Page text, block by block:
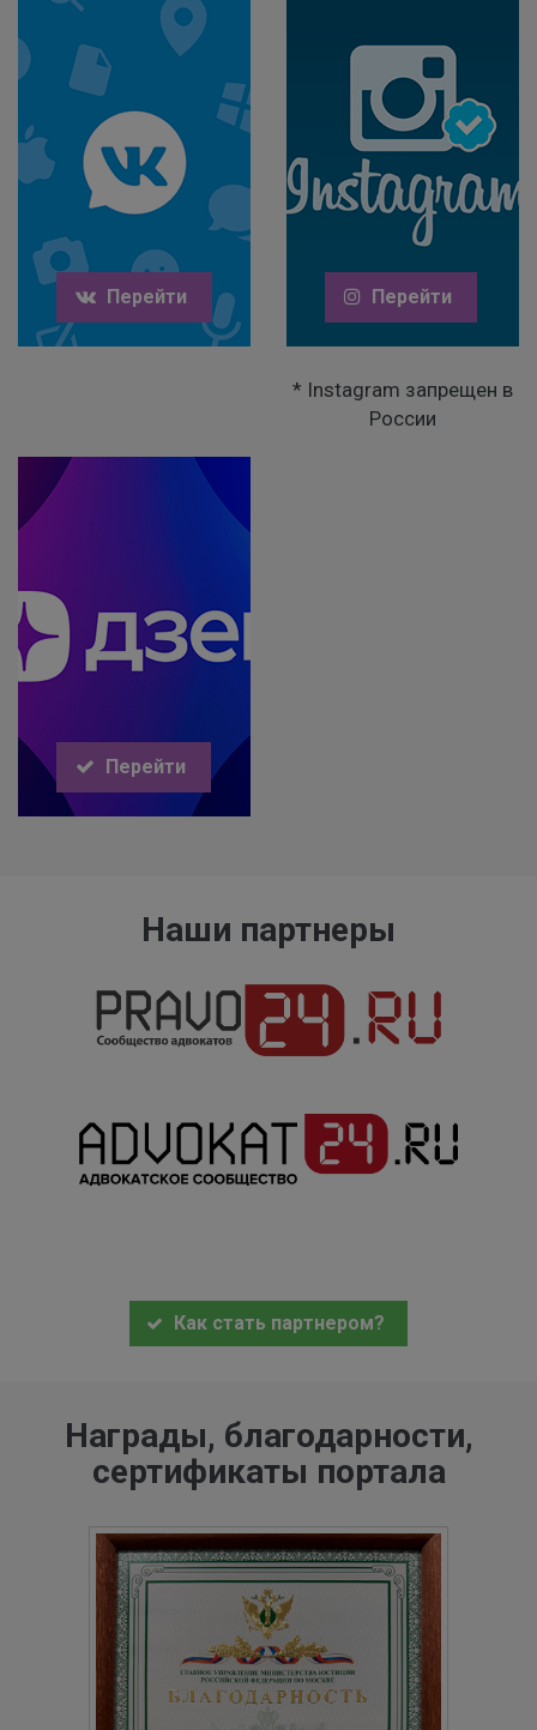
Перейти Перейти
* Instagram запрещен в
России
Перейти
Наши партнеры
Как стать партнером?
Награды, благодарности,
сертификаты портала